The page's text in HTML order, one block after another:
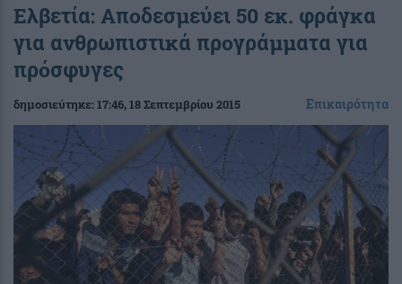
Ελβετία: Αποδεσμεύει 50 εκ. φράγκα
για ανθρωπιστικά προγράμματα για
πρόσφυγες
δημοσιεύτηκε:17:46, 18 Σεπτεμβρίου 2015 Επικαιρότητα